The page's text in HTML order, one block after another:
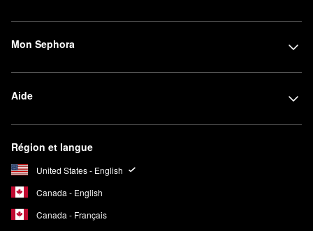
Mon Sephora
Aide
Région et langue
United States - English
Canada - English
Canada - Français